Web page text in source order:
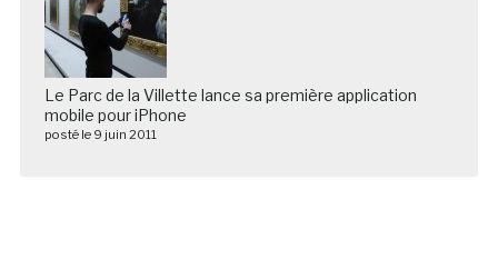
Le Parc de la Villette lance sa première application
mobile pour iPhone
posté le 9 juin 2011